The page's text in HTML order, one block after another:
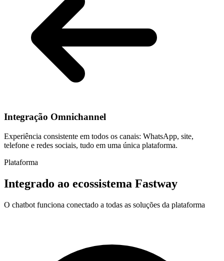
Integração Omnichannel
Experiência consistente em todos os canais: WhatsApp, site,
telefone e redes sociais, tudo em uma única plataforma.
Plataforma
Integrado ao ecossistema Fastway
O chatbot funciona conectado a todas as soluções da plataforma